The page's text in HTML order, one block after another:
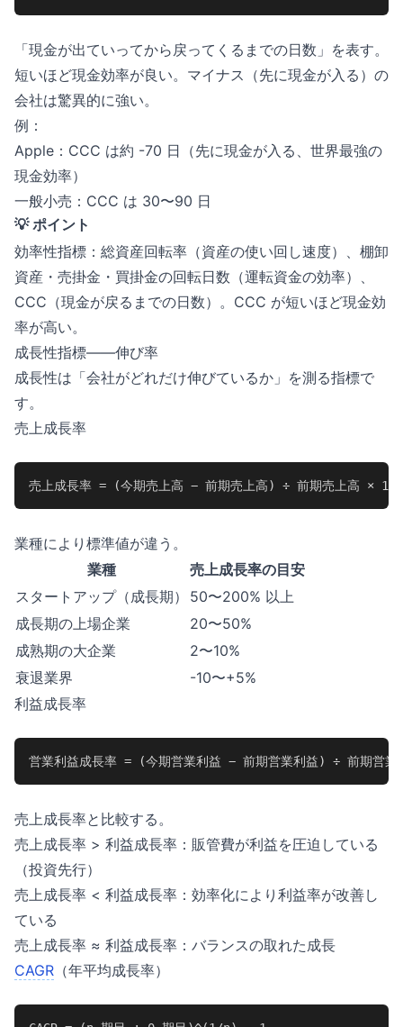
「現金が出ていってから戻ってくるまでの日数」を表す。
短いほど現金効率が良い。マイナス（先に現金が入る）の
会社は驚異的に強い。
例：
Apple：CCC は約 -70 日（先に現金が入る、世界最強の
現金効率）
一般小売：CCC は 30〜90 日
💡 ポイント
効率性指標：総資産回転率（資産の使い回し速度）、棚卸
資産・売掛金・買掛金の回転日数（運転資金の効率）、
CCC（現金が戻るまでの日数）。CCC が短いほど現金効
率が高い。
成長性指標——伸び率
成長性は「会社がどれだけ伸びているか」を測る指標で
す。
売上成長率
売上成長率 = (今期売上高 − 前期売上高) ÷ 前期売上高 ×
業種により標準値が違う。
業種
売上成長率の目安
スタートアップ（成長期）
50〜200% 以上
成長期の上場企業
20〜50%
成熟期の大企業
2〜10%
衰退業界
-10〜+5%
利益成長率
営業利益成長率 = (今期営業利益 − 前期営業利益) ÷ 前期営業
売上成長率と比較する。
売上成長率 > 利益成長率：販管費が利益を圧迫している
（投資先行）
売上成長率 < 利益成長率：効率化により利益率が改善し
ている
売上成長率 ≈ 利益成長率：バランスの取れた成長
CAGR （年平均成長率）